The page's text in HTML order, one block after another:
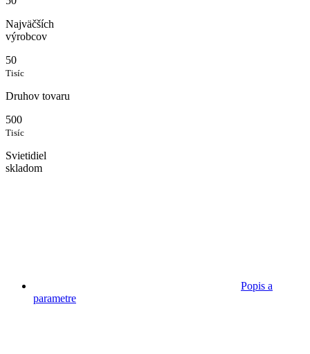
Najväčších
výrobcov
50
Tisíc
Druhov tovaru
500
Tisíc
Svietidiel
skladom
Popis a
parametre